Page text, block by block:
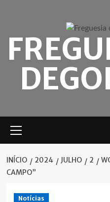
principal
INÍCIO 2024 JULHO 2
CAMPO”
Notícias